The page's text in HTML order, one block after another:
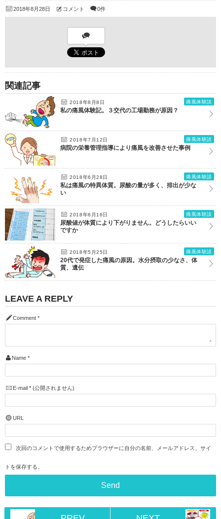
2018年8月28日 コメント 0件
関連記事
2018年8月8日 痛風体験談
私の痛風体験記。３交代の工場勤務が原因？
2018年7月12日 痛風体験談
病院の栄養管理指導により痛風を改善させた事例
2018年6月28日 痛風体験談
私は痛風の特異体質。尿酸の量が多く、排出が少な
い
2018年6月16日 痛風体験談
尿酸値が体質により下がりません。どうしたらいい
ですか
2018年5月25日 痛風体験談
20代で発症した痛風の原因。水分摂取の少なさ、体
質、遺伝
LEAVE A REPLY
Comment *
Name *
E-mail *(公開されません)
URL
次回のコメントで使用するためブラウザーに自分の名前、メールアドレス、サイ
トを保存する。